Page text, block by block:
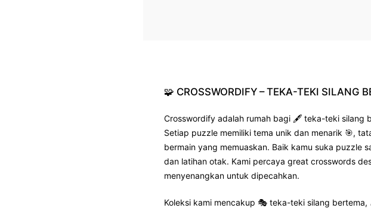
🧩 CROSSWORDIFY – TEKA-TEKI SILANG
Crosswordify adalah rumah bagi 🖋️ teka-teki silang
Setiap puzzle memiliki tema unik dan menarik 🎯,
bermain yang memuaskan. Baik kamu suka puzzle
dan latihan otak. Kami percaya great crosswords
menyenangkan untuk dipecahkan.
Koleksi kami mencakup 🎭 teka-teki silang